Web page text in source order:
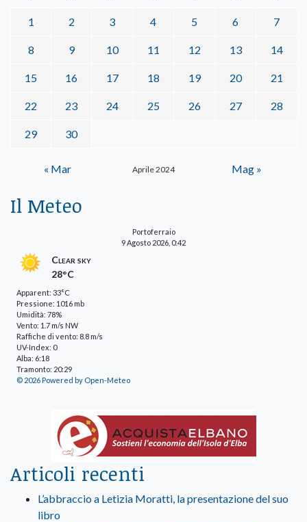
Aprile 2024
1 2 3 4 5 6 7
8 9 10 11 12 13 14
15 16 17 18 19 20 21
22 23 24 25 26 27 28
29 30
« Mar Mag »
Il Meteo
Portoferraio
9 Agosto 2026, 0:42
Clear sky
28°C
Apparent: 33°C
Pressione: 1016 mb
Umidità: 78%
Vento: 1.7 m/s NW
Raffiche di vento: 8.8 m/s
UV-Index: 0
Alba: 6:18
Tramonto: 20:29
© 2026 Powered by Open-Meteo
Articoli recenti
L’abbraccio a Letizia Moratti, la presentazione del suo
libro